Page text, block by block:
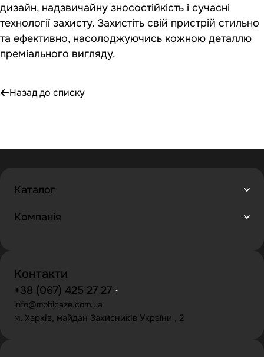
дизайн, надзвичайну зносостійкість і сучасні
технології захисту. Захистіть свій пристрій стильно
та ефективно, насолоджуючись кожною деталлю
преміального вигляду.
Назад до списку
Каталог
Компанія
Контакти
+38 (067) 425 27 27
info@mobicaze.com.ua
м. Харків, майдан Захисників України , 2